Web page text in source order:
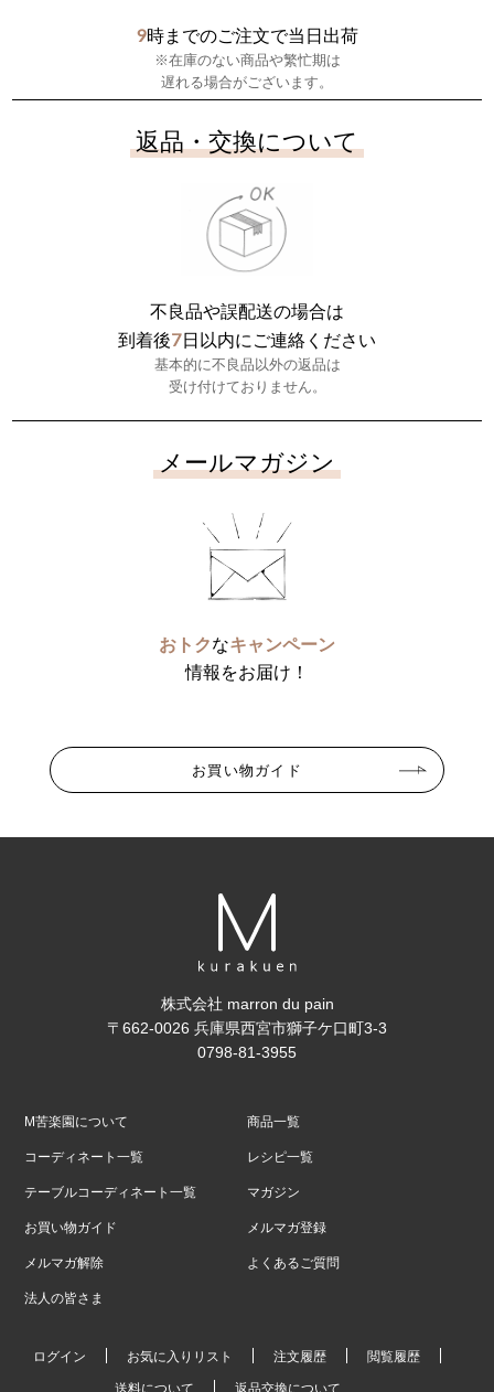
9時までのご注文で当日出荷
※在庫のない商品や繁忙期は
遅れる場合がございます。
返品・交換について
不良品や誤配送の場合は
到着後7日以内にご連絡ください
基本的に不良品以外の返品は
受け付けておりません。
メールマガジン
おトクなキャンペーン
情報をお届け！
お買い物ガイド
株式会社 marron du pain
〒662-0026 兵庫県西宮市獅子ケ口町3-3
0798-81-3955
M苦楽園について 商品一覧
コーディネート一覧 レシピ一覧
テーブルコーディネート一覧 マガジン
お買い物ガイド メルマガ登録
メルマガ解除 よくあるご質問
法人の皆さま
ログイン お気に入りリスト 注文履歴 閲覧履歴
送料について 返品交換について